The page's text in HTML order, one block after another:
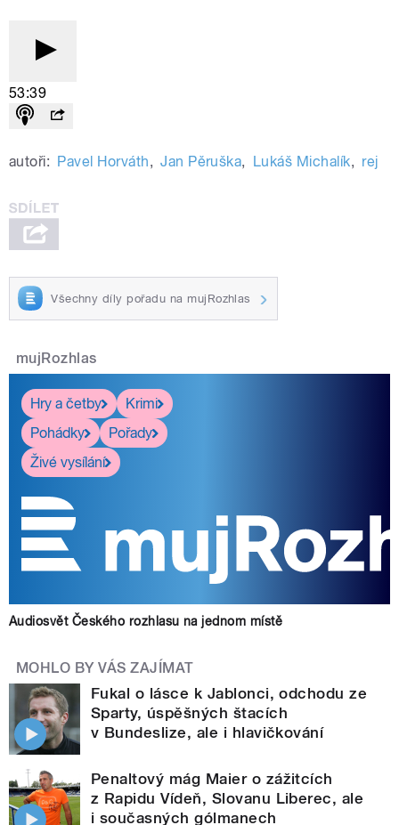
53:39
autoři: Pavel Horváth, Jan Pěruška, Lukáš Michalík, rej
Všechny díly pořadu na mujRozhlas
mujRozhlas
Hry a četby
Krimi
Pohádky
Pořady
Živé vysílání
Audiosvět Českého rozhlasu na jednom místě
MOHLO BY VÁS ZAJÍMAT
Fukal o lásce k Jablonci, odchodu ze
Sparty, úspěšných štacích
v Bundeslize, ale i hlavičkování
Penaltový mág Maier o zážitcích
z Rapidu Vídeň, Slovanu Liberec, ale
i současných gólmanech